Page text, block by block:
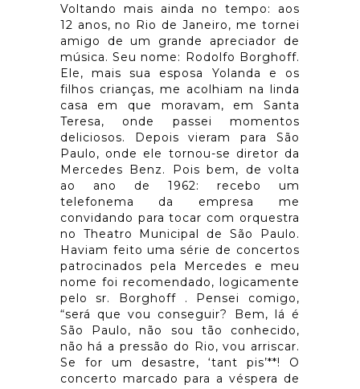
Voltando mais ainda no tempo: aos
12 anos, no Rio de Janeiro, me tornei
amigo de um grande apreciador de
música. Seu nome: Rodolfo Borghoff.
Ele, mais sua esposa Yolanda e os
filhos crianças, me acolhiam na linda
casa em que moravam, em Santa
Teresa, onde passei momentos
deliciosos. Depois vieram para São
Paulo, onde ele tornou-se diretor da
Mercedes Benz. Pois bem, de volta
ao ano de 1962: recebo um
telefonema da empresa me
convidando para tocar com orquestra
no Theatro Municipal de São Paulo.
Haviam feito uma série de concertos
patrocinados pela Mercedes e meu
nome foi recomendado, logicamente
pelo sr. Borghoff . Pensei comigo,
“será que vou conseguir? Bem, lá é
São Paulo, não sou tão conhecido,
não há a pressão do Rio, vou arriscar.
Se for um desastre, ‘tant pis’**! O
concerto marcado para a véspera de